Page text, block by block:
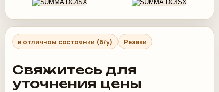
в отличном состоянии (б/у) Резаки
Свяжитесь для
уточнения цены